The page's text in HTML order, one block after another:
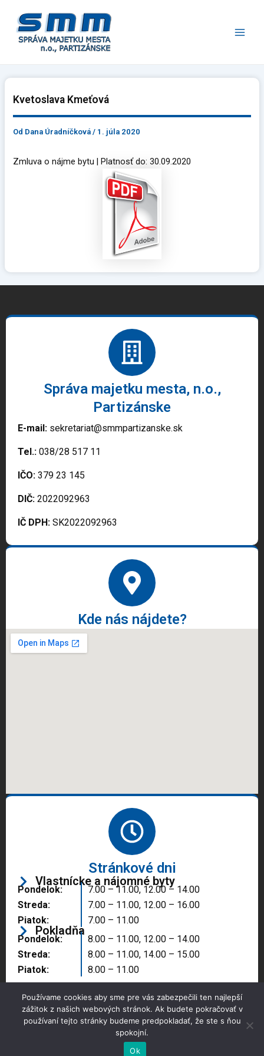
obsah
Kvetoslava Kmeťová
Od Dana Úradníčková/ 1. júla 2020
Zmluva o nájme bytu | Platnosť do: 30.09.2020
Správa majetku mesta, n.o.,
Partizánske
E-mail: sekretariat@smmpartizanske.sk
Tel.: 038/28 517 11
IČO: 379 23 145
DIČ: 2022092963
IČ DPH: SK2022092963
Kde nás nájdete?
Stránkové dni
Vlastnícke a nájomné byty
Pondelok:
Streda:
Piatok:
7.00 – 11.00, 12.00 – 14.00
7.00 – 11.00, 12.00 – 16.00
7.00 – 11.00
Pokladňa
Pondelok:
Streda:
Piatok:
8.00 – 11.00, 12.00 – 14.00
8.00 – 11.00, 14.00 – 15.00
8.00 – 11.00
Copyright © 2025 Správa majetku mesta, n.o.,
Partizánske
Používame cookies aby sme pre vás zabezpečili ten najlepší
zážitok z našich webových stránok. Ak budete pokračovať v
používaní tejto stránky budeme predpokladať, že ste s ňou
spokojní.
Ok